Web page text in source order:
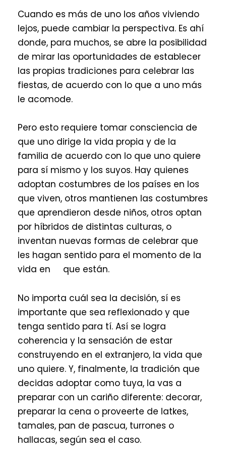
Cuando es más de uno los años viviendo
lejos, puede cambiar la perspectiva. Es ahí
donde, para muchos, se abre la posibilidad
de mirar las oportunidades de establecer
las propias tradiciones para celebrar las
fiestas, de acuerdo con lo que a uno más
le acomode.
Pero esto requiere tomar consciencia de
que uno dirige la vida propia y de la
familia de acuerdo con lo que uno quiere
para sí mismo y los suyos. Hay quienes
adoptan costumbres de los países en los
que viven, otros mantienen las costumbres
que aprendieron desde niños, otros optan
por híbridos de distintas culturas, o
inventan nuevas formas de celebrar que
les hagan sentido para el momento de la
vida en que están.
No importa cuál sea la decisión, sí es
importante que sea reflexionado y que
tenga sentido para tí. Así se logra
coherencia y la sensación de estar
construyendo en el extranjero, la vida que
uno quiere. Y, finalmente, la tradición que
decidas adoptar como tuya, la vas a
preparar con un cariño diferente: decorar,
preparar la cena o proveerte de latkes,
tamales, pan de pascua, turrones o
hallacas, según sea el caso.